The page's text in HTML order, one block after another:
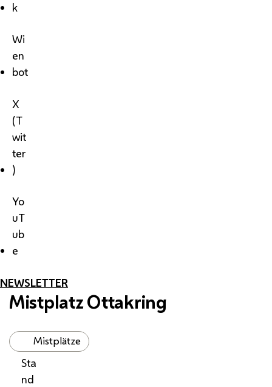
k
Wi
en
bot
X
(T
wit
ter
)
Yo
uT
ub
e
NEWSLETTER
Mistplatz Ottakring
Mistplätze
Sta
nd